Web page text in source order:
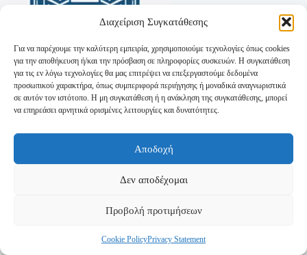
Διαχείριση Συγκατάθεσης
Για να παρέχουμε την καλύτερη εμπειρία, χρησιμοποιούμε τεχνολογίες όπως cookies
για την αποθήκευση ή/και την πρόσβαση σε πληροφορίες συσκευών. Η συγκατάθεση
για τις εν λόγω τεχνολογίες θα μας επιτρέψει να επεξεργαστούμε δεδομένα
προσωπικού χαρακτήρα, όπως συμπεριφορά περιήγησης ή μοναδικά αναγνωριστικά
σε αυτόν τον ιστότοπο. Η μη συγκατάθεση ή η ανάκληση της συγκατάθεσης, μπορεί
να επηρεάσει αρνητικά ορισμένες λειτουργίες και δυνατότητες.
Αποδοχή
Δεν αποδέχομαι
Προβολή προτιμήσεων
Cookie PolicyPrivacy Statement
Πολιτική Απορρήτου
Τρόποι Αποστολής
Τρόποι Πληρωμής